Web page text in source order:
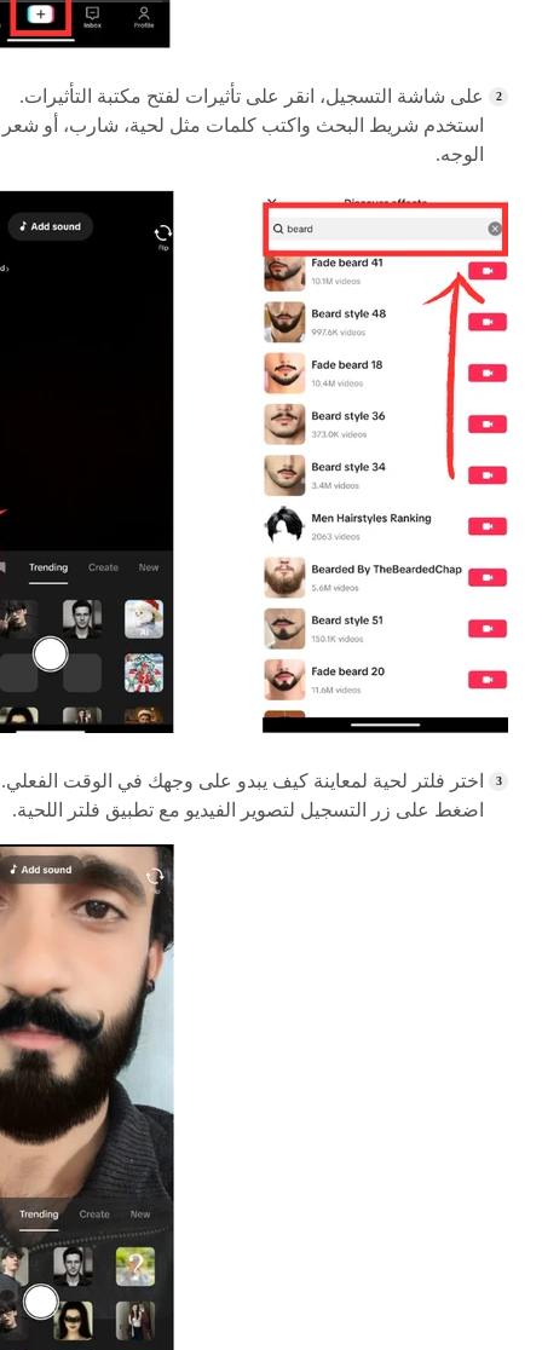
على شاشة التسجيل، انقر على تأثيرات لفتح مكتبة التأثيرات.
استخدم شريط البحث واكتب كلمات مثل لحية، شارب، أو شعر
الوجه.
اختر فلتر لحية لمعاينة كيف يبدو على وجهك في الوقت الفعلي.
اضغط على زر التسجيل لتصوير الفيديو مع تطبيق فلتر اللحية.